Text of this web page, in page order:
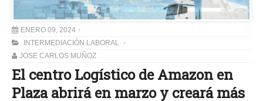
ENERO 09, 2024
INTERMEDIACIÓN LABORAL
JOSE CARLOS MUÑOZ
El centro Logístico de Amazon en
Plaza abrirá en marzo y creará más